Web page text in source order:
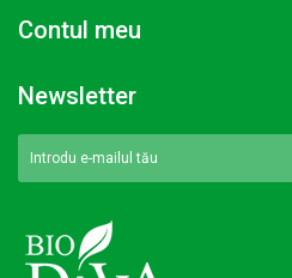
Contul meu
Newsletter